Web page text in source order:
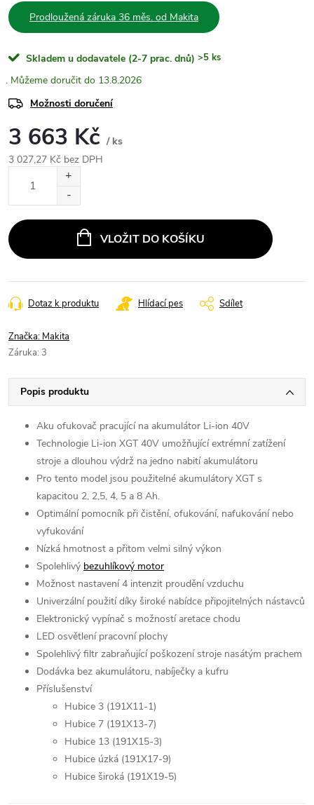
Prodloužená záruka 36 měs. od Makita
Skladem u dodavatele (2-7 prac. dnů) >5 ks
13.8.2026
Možnosti doručení
3 663 Kč / ks
3 027,27 Kč bez DPH
VLOŽIT DO KOŠÍKU
Dotaz k produktu Hlídací pes Sdílet
Značka: Makita
Záruka: 3
Popis produktu
Aku ofukovač pracující na akumulátor Li-ion 40V
Technologie Li-ion XGT 40V umožňující extrémní zatížení
stroje a dlouhou výdrž na jedno nabití akumulátoru
Pro tento model jsou použitelné akumulátory XGT s
kapacitou 2, 2,5, 4, 5 a 8 Ah.
Optimální pomocník při čistění, ofukování, nafukování nebo
vyfukování
Nízká hmotnost a přitom velmi silný výkon
Spolehlivý bezuhlíkový motor
Možnost nastavení 4 intenzit proudění vzduchu
Univerzální použití díky široké nabídce připojitelných nástavců
Elektronický vypínač s možností aretace chodu
LED osvětlení pracovní plochy
Spolehlivý filtr zabraňující poškození stroje nasátým prachem
Dodávka bez akumulátoru, nabíječky a kufru
Příslušenství
Hubice 3 (191X11-1)
Hubice 7 (191X13-7)
Hubice 13 (191X15-3)
Hubice úzká (191X17-9)
Hubice široká (191X19-5)